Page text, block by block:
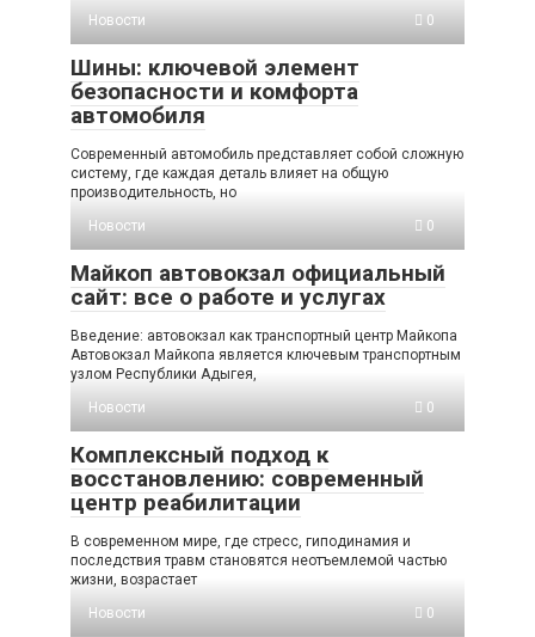
Новости
0
Шины: ключевой элемент
безопасности и комфорта
автомобиля
Современный автомобиль представляет собой сложную
систему, где каждая деталь влияет на общую
производительность, но
Новости
0
Майкоп автовокзал официальный
сайт: все о работе и услугах
Введение: автовокзал как транспортный центр Майкопа
Автовокзал Майкопа является ключевым транспортным
узлом Республики Адыгея,
Новости
0
Комплексный подход к
восстановлению: современный
центр реабилитации
В современном мире, где стресс, гиподинамия и
последствия травм становятся неотъемлемой частью
жизни, возрастает
Новости
0